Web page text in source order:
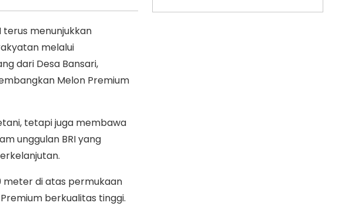
terus menunjukkan
melalui
dari Desa Bansari,
Melon Premium
tetapi juga membawa
unggulan BRI yang
meter di atas permukaan
berkualitas tinggi.